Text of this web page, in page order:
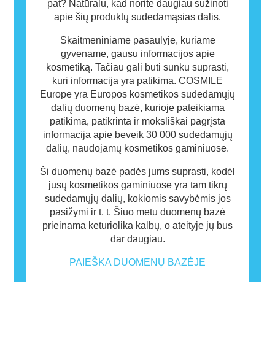
pat? Natūralu, kad norite daugiau sužinoti
apie šių produktų sudedamąsias dalis.
Skaitmeniniame pasaulyje, kuriame
gyvename, gausu informacijos apie
kosmetiką. Tačiau gali būti sunku suprasti,
kuri informacija yra patikima. COSMILE
Europe yra Europos kosmetikos sudedamųjų
dalių duomenų bazė, kurioje pateikiama
patikima, patikrinta ir moksliškai pagrįsta
informacija apie beveik 30 000 sudedamųjų
dalių, naudojamų kosmetikos gaminiuose.
Ši duomenų bazė padės jums suprasti, kodėl
jūsų kosmetikos gaminiuose yra tam tikrų
sudedamųjų dalių, kokiomis savybėmis jos
pasižymi ir t. t. Šiuo metu duomenų bazė
prieinama keturiolika kalbų, o ateityje jų bus
dar daugiau.
PAIEŠKA DUOMENŲ BAZĖJE